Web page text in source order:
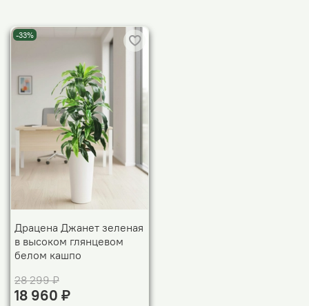
-33%
Драцена Джанет зеленая
в высоком глянцевом
белом кашпо
28 299 ₽
18 960 ₽